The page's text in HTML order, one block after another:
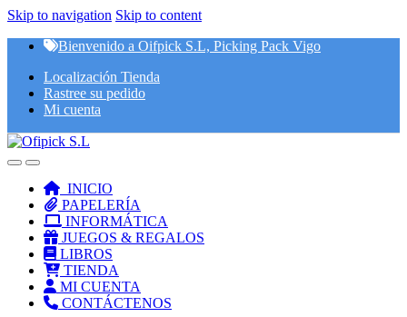
Skip to navigation Skip to content
Bienvenido a Oifpick S.L, Picking Pack Vigo
Localización Tienda
Rastree su pedido
Mi cuenta
INICIO
PAPELERÍA
INFORMÁTICA
JUEGOS & REGALOS
LIBROS
TIENDA
MI CUENTA
CONTÁCTENOS